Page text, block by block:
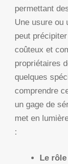
permettant
Une usure ou
peut
coûteux et
propriétaires
quelques
comprendre
un gage de
met en
:
Le